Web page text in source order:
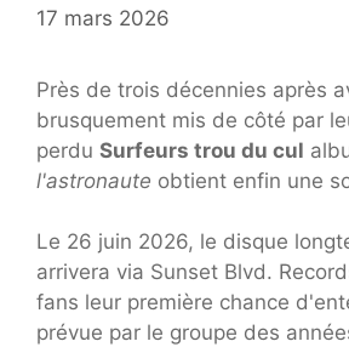
17 mars 2026
Près de trois décennies après
brusquement mis de côté par
perdu Surfeurs trou du cul
l'astronaute obtient enfin une
Le 26 juin 2026, le disque
arrivera via Sunset Blvd.
fans leur première chance
prévue par le groupe des